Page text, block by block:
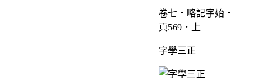
卷七．略記字始．
頁569．上
字學三正